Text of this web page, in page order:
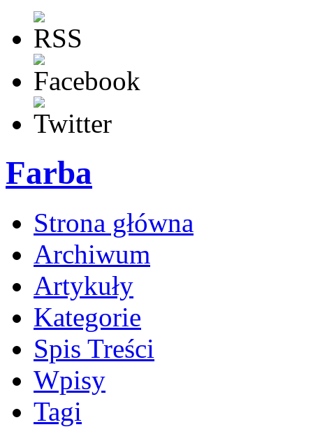
Farba
Strona główna
Archiwum
Artykuły
Kategorie
Spis Treści
Wpisy
Tagi